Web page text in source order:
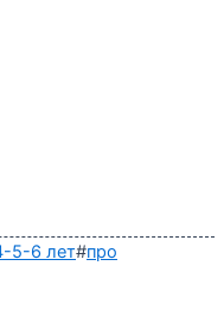
5-6 лет#про